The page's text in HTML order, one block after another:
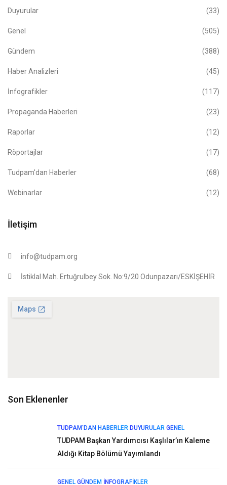
Duyurular (33)
Genel (505)
Gündem (388)
Haber Analizleri (45)
İnfografikler (117)
Propaganda Haberleri (23)
Raporlar (12)
Röportajlar (17)
Tudpam'dan Haberler (68)
Webinarlar (12)
İletişim
info@tudpam.org
İstiklal Mah. Ertuğrulbey Sok. No:9/20 Odunpazarı/ESKİŞEHİR
Son Eklenenler
TUDPAM'DAN HABERLER DUYURULAR GENEL
TUDPAM Başkan Yardımcısı Kaşlılar’ın Kaleme
Aldığı Kitap Bölümü Yayımlandı
GENEL GÜNDEM İNFOGRAFIKLER